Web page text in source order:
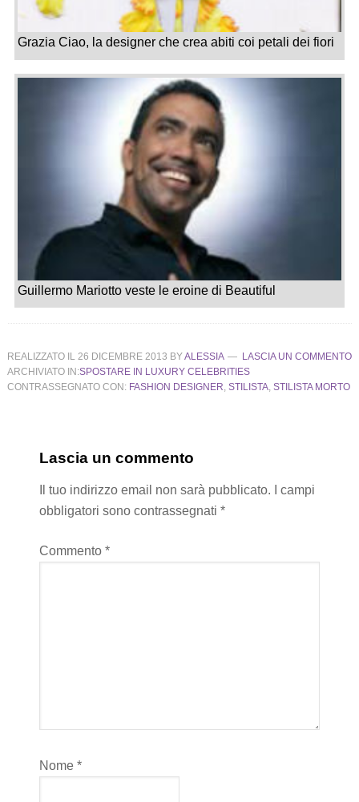
Grazia Ciao, la designer che crea abiti coi petali dei fiori
Guillermo Mariotto veste le eroine di Beautiful
REALIZZATO IL 26 DICEMBRE 2013 BYALESSIA
LASCIA UN COMMENTO
ARCHIVIATO IN:SPOSTARE IN LUXURY CELEBRITIES
CONTRASSEGNATO CON: FASHION DESIGNER, STILISTA, STILISTA MORTO
Lascia un commento
Il tuo indirizzo email non sarà pubblicato.
I campi
obbligatori sono contrassegnati *
Commento *
Nome *